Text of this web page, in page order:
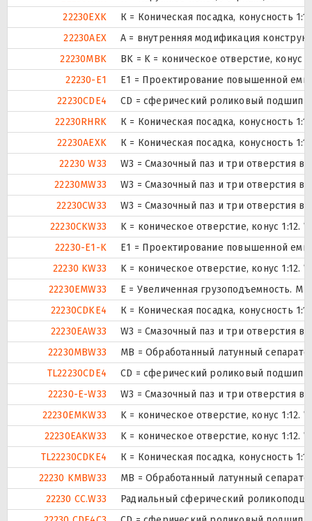
22230EXK
К = Коническая посадка, конусность
22230AEX
A = внутренняя модификация
22230MBK
BK = K = коническое отверстие,
22230-E1
E1 = Проектирование повышенной
22230CDE4
CD = сферический роликовый
22230RHRK
К = Коническая посадка, конусность
22230AEXK
К = Коническая посадка, конусность
22230 W33
W3 = Смазочный паз и три отверстия
22230MW33
W3 = Смазочный паз и три отверстия
22230CW33
W3 = Смазочный паз и три отверстия
22230CKW33
K = коническое отверстие, конус
22230-E1-K
E1 = Проектирование повышенной
22230 KW33
K = коническое отверстие, конус
22230EMW33
E = Увеличенная грузоподъемность.
22230CDKE4
К = Коническая посадка, конусность
22230EAW33
W3 = Смазочный паз и три отверстия
22230MBW33
MB = Обработанный латунный
TL22230CDE4
CD = сферический роликовый
22230-E-W33
W3 = Смазочный паз и три отверстия
22230EMKW33
K = коническое отверстие, конус
22230EAKW33
K = коническое отверстие, конус
TL22230CDKE4
К = Коническая посадка, конусность
22230 KMBW33
MB = Обработанный латунный
22230 CC.W33
Радиальный сферический